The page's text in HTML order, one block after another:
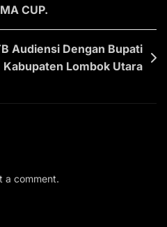
CUP.
Audiensi Dengan Bupati
Kabupaten Lombok Utara
a comment.